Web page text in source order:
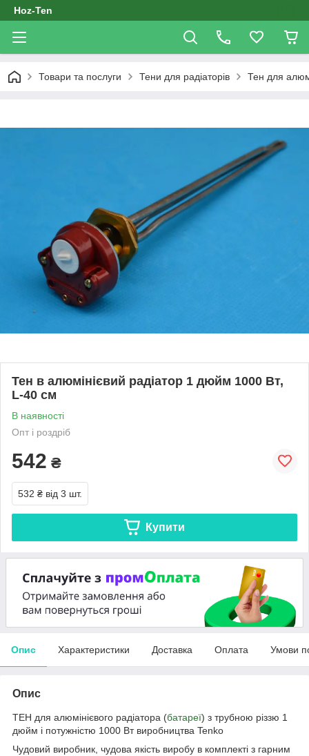
Hoz-Ten
Товари та послуги Тени для радіаторів Тен для
Тен в алюмінієвий радіатор 1 дюйм 1000 Вт,
L-40 см
В наявності
Опт і роздріб
542 ₴
532 ₴ від 3 шт.
Купити
Опис Характеристики Доставка Оплата Умови
Опис
ТЕН для алюмінієвого радіатора (батареї) з трубною різзю 1
дюйм і потужністю 1000 Вт виробництва Tenko
Чудовий виробник, чудова якість виробу в комплекті з гарним